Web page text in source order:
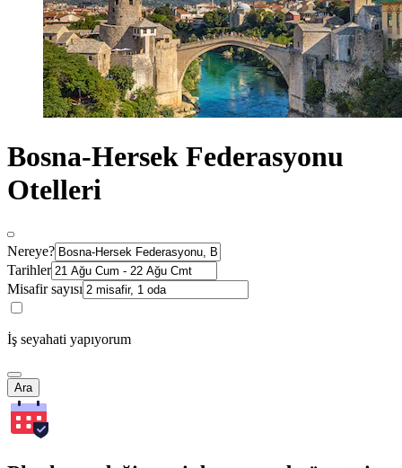
Bosna-Hersek Federasyonu
Otelleri
Nereye?
Tarihler
Misafir sayısı
İş seyahati yapıyorum
Ara